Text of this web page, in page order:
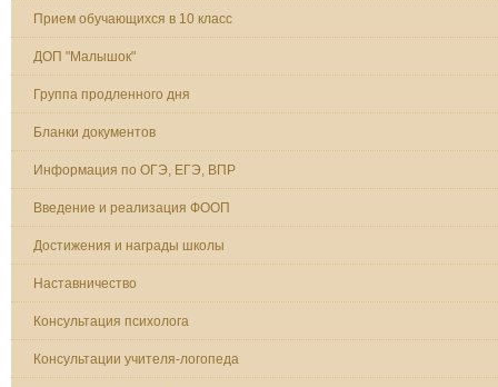
Прием обучающихся в 10 класс
ДОП "Малышок"
Группа продленного дня
Бланки документов
Информация по ОГЭ, ЕГЭ, ВПР
Введение и реализация ФООП
Достижения и награды школы
Наставничество
Консультация психолога
Консультации учителя-логопеда